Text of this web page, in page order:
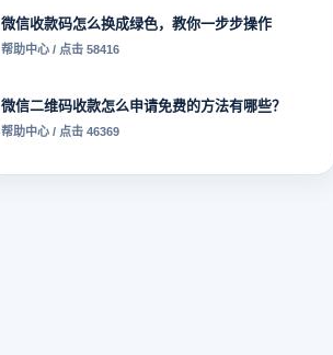
微信收款码怎么换成绿色，教你一步步操作
帮助中心 / 点击 58416
微信二维码收款怎么申请免费的方法有哪些？
帮助中心 / 点击 46369